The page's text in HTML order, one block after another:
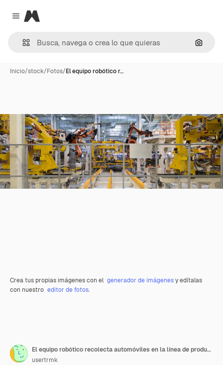
Close menu
Magnific
Inicio/stock/Fotos/El equipo robótico r…
Crea tus propias imágenes con el generador de imágenesy edítalas
con nuestro editor de fotos.
El equipo robótico recolecta automóviles en la línea de producción Disparos de formato largo automotriz Banner de fábrica de automóviles
usertrmk